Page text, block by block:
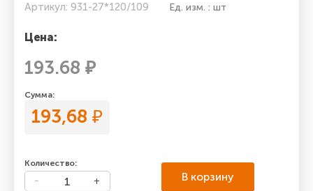
Артикул: 931-27*120/109 Ед. изм. : шт
Цена:
193.68 ₽
Сумма:
193,68 ₽
Количество:
В корзину